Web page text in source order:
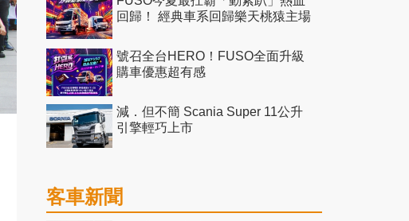
回歸！ 經典車系回歸樂天桃猿主場
號召全台HERO！FUSO全面升級
購車優惠超有感
減．但不簡 Scania Super 11公升
引擎輕巧上市
客車新聞